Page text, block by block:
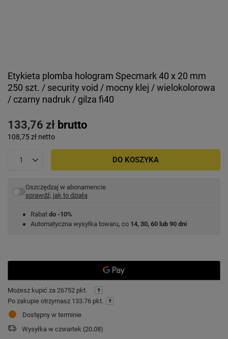
Etykieta plomba hologram Specmark 40 x 20 mm
250 szt. / security void / mocny klej / wielokolorowa
/ czarny nadruk / gilza fi40
133,76 zł brutto
108,75 zł netto
DO KOSZYKA
Oszczędzaj w abonamencie
sprawdź, jak to działa
Rabat do -10%
Automatyczna wysyłka towaru, co 14, 30, 60 lub 90 dni
Możesz kupić za 26752 pkt.
Po zakupie otrzymasz 133.76 pkt.
Dostępny w terminie
Wysyłka w czwartek (20.08)